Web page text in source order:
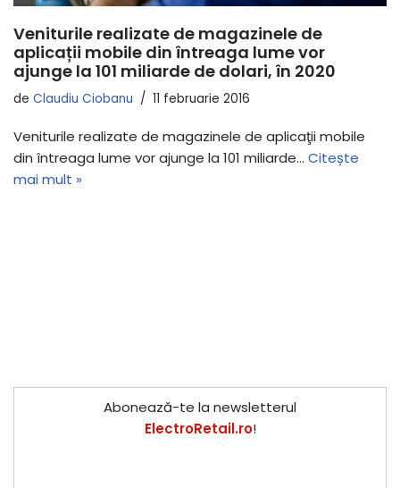
Veniturile realizate de magazinele de
aplicații mobile din întreaga lume vor
ajunge la 101 miliarde de dolari, în 2020
de Claudiu Ciobanu 11 februarie 2016
Veniturile realizate de magazinele de aplicaţii mobile
din întreaga lume vor ajunge la 101 miliarde… Citește
mai mult »
Abonează-te la newsletterul
ElectroRetail.ro!